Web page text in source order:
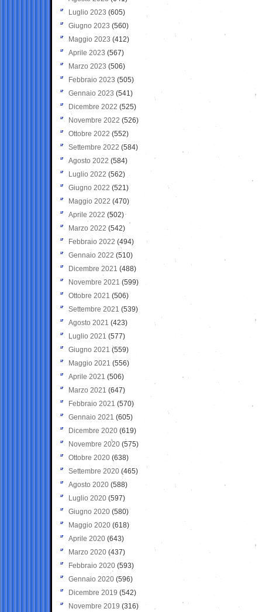
Luglio 2023 (605)
Giugno 2023 (560)
Maggio 2023 (412)
Aprile 2023 (567)
Marzo 2023 (506)
Febbraio 2023 (505)
Gennaio 2023 (541)
Dicembre 2022 (525)
Novembre 2022 (526)
Ottobre 2022 (552)
Settembre 2022 (584)
Agosto 2022 (584)
Luglio 2022 (562)
Giugno 2022 (521)
Maggio 2022 (470)
Aprile 2022 (502)
Marzo 2022 (542)
Febbraio 2022 (494)
Gennaio 2022 (510)
Dicembre 2021 (488)
Novembre 2021 (599)
Ottobre 2021 (506)
Settembre 2021 (539)
Agosto 2021 (423)
Luglio 2021 (577)
Giugno 2021(559)
Maggio 2021 (556)
Aprile 2021 (506)
Marzo 2021 (647)
Febbraio 2021 (570)
Gennaio 2021 (605)
Dicembre 2020 (619)
Novembre 2020 (575)
Ottobre 2020 (638)
Settembre 2020(465)
Agosto 2020 (588)
Luglio 2020 (597)
Giugno 2020 (580)
Maggio 2020 (618)
Aprile 2020 (643)
Marzo 2020 (437)
Febbraio 2020 (593)
Gennaio 2020 (596)
Dicembre 2019 (542)
Novembre 2019 (316)